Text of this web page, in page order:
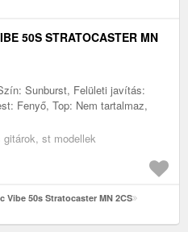
50S STRATOCASTER MN
Sunburst, Felületi javítás:
Fenyő, Top: Nem tartalmaz,
st modellek
50s Stratocaster MN 2CS